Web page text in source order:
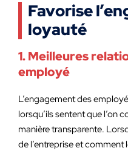
Favorise
loyauté
1. Meilleures
employé
L’engagement des
lorsqu’ils sentent que l’on
manière transparente.
de l’entreprise et